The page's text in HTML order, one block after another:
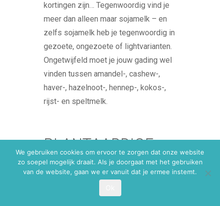
kortingen zijn… Tegenwoordig vind je
meer dan alleen maar sojamelk – en
zelfs sojamelk heb je tegenwoordig in
gezoete, ongezoete of lightvarianten.
Ongetwijfeld moet je jouw gading wel
vinden tussen amandel-, cashew-,
haver-, hazelnoot-, hennep-, kokos-,
rijst- en speltmelk.
PLANTAARDIGE
YOGHURT
Hoewel vegan yoghurt nog niet in
We gebruiken cookies om ervoor te zorgen dat onze website
zo soepel mogelijk draait. Als je doorgaat met het gebruiken
van de website, gaan we er vanuit dat je ermee instemt.